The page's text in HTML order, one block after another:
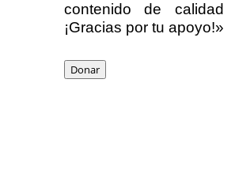
contenido de calidad
¡Gracias por tu apoyo!»
Donar